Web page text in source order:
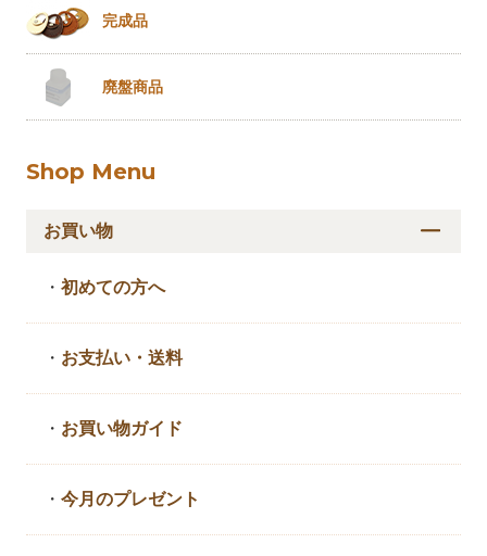
完成品
廃盤商品
Shop Menu
お買い物
・初めての方へ
・ お支払い・送料
・ お買い物ガイド
・今月のプレゼント